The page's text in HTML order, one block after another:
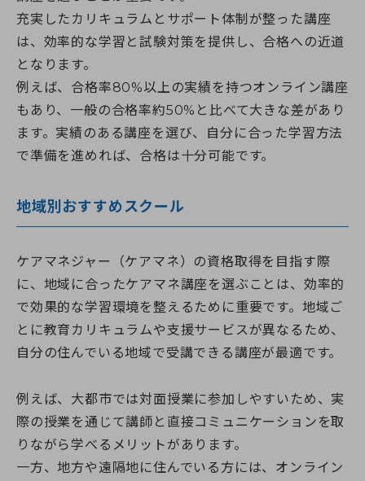
充実したカリキュラムとサポート体制が整った講座
は、効率的な学習と試験対策を提供し、合格への近道
となります。
例えば、合格率80%以上の実績を持つオンライン講座
もあり、一般の合格率約50%と比べて大きな差があり
ます。実績のある講座を選び、自分に合った学習方法
で準備を進めれば、合格は十分可能です。
地域別おすすめスクール
ケアマネジャー（ケアマネ）の資格取得を目指す際
に、地域に合ったケアマネ講座を選ぶことは、効率的
で効果的な学習環境を整えるために重要です。地域ご
とに教育カリキュラムや支援サービスが異なるため、
自分の住んでいる地域で受講できる講座が最適です。
例えば、大都市では対面授業に参加しやすいため、実
際の授業を通じて講師と直接コミュニケーションを取
りながら学べるメリットがあります。
一方、地方や遠隔地に住んでいる方には、オンライン